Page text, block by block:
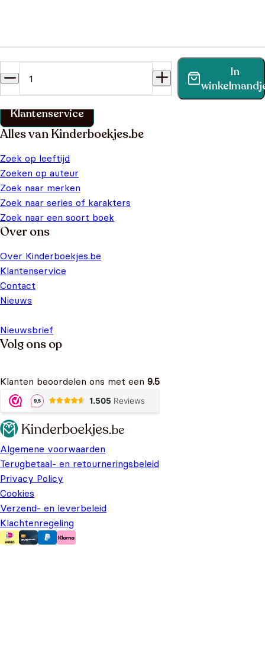
In
Vind binnen no-time antwoord op je vraag op onze
klantenservice pagina.
Klantenservice
Alles van Kinderboekjes.be
Zoek op leeftijd
Zoeken op auteur
Zoek naar merken
Zoek naar series of karakters
Zoek naar een soort boek
Over ons
Over Kinderboekjes.be
Klantenservice
Contact
Nieuws
Nieuwsbrief
Volg ons op
Klanten beoordelen ons met een 9.5
Algemene voorwaarden
Terugbetaal- en retourneringsbeleid
Privacy Policy
Cookies
Verzend- en leverbeleid
Klachtenregeling